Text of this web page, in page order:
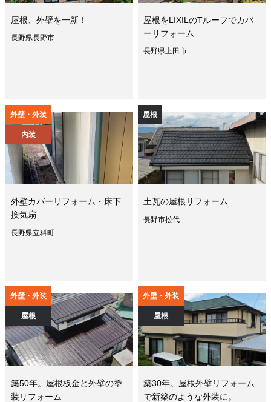
屋根、外壁を一新！
長野県長野市
屋根をLIXILのTルーフでカバ
ーリフォーム
長野県上田市
外壁・外装
内装
外壁カバーリフォーム・床下
換気扇
長野県立科町
屋根
土瓦の屋根リフォーム
長野市松代
外壁・外装
屋根
築50年。屋根板金と外壁の塗
装リフォーム
外壁・外装
屋根
築30年。屋根外壁リフォーム
で新築のような外装に。